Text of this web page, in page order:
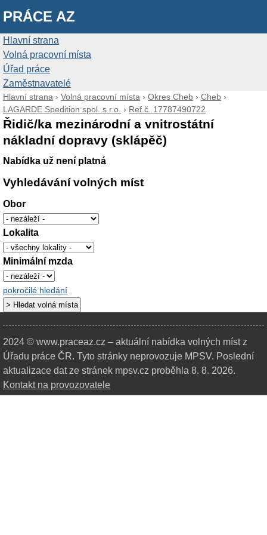
PRÁCE AZ
Hlavní strana
Volná pracovní místa
Úřad práce
Zaměstnavatelé
Hlavní strana › Volná pracovní místa › Okres Cheb › Cheb ›
LAGARDE Spedition spol. s r.o. › Ref.č. 17787490722
Řidič/ka mezinárodní a vnitrostátní
nákladní dopravy (sklápěč)
Nabídka už není platná
Vyhledávání volných míst
Obor
Lokalita
Minimální mzda
pokročilé hledání
2024 © www.praceaz.cz – aktuální nabídka volných míst z
Úřadu práce ČR. Tyto stránky neprovozuje MPSV. Poslední
aktualizace dat ze stránek mpsv.cz proběhla 8. 8. 2026.
Kontakt na provozovatele